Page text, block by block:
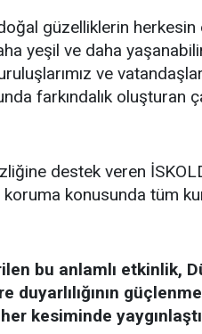
güzelliklerin
yeşil ve daha
ve
farkındalık oluşturan
destek veren
koruma konusunda tüm
bu anlamlı etkinlik,
duyarlılığının
kesiminde